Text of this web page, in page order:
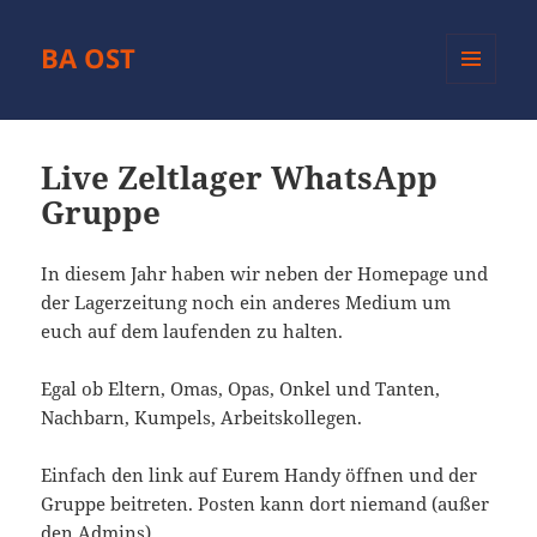
BA OST
Live Zeltlager WhatsApp
Gruppe
In diesem Jahr haben wir neben der Homepage und
der Lagerzeitung noch ein anderes Medium um
euch auf dem laufenden zu halten.
Egal ob Eltern, Omas, Opas, Onkel und Tanten,
Nachbarn, Kumpels, Arbeitskollegen.
Einfach den link auf Eurem Handy öffnen und der
Gruppe beitreten. Posten kann dort niemand (außer